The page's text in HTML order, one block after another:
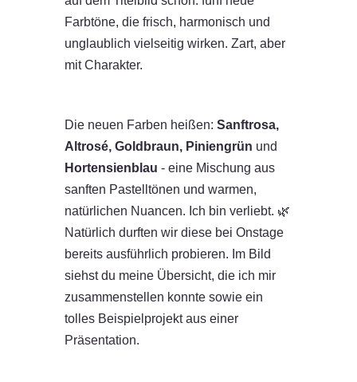
Farbtöne, die frisch, harmonisch und
unglaublich vielseitig wirken. Zart, aber
mit Charakter.
Die neuen Farben heißen: Sanftrosa,
Altrosé, Goldbraun, Piniengrün und
Hortensienblau - eine Mischung aus
sanften Pastelltönen und warmen,
natürlichen Nuancen. Ich bin verliebt. 🌿
Natürlich durften wir diese bei Onstage
bereits ausführlich probieren. Im Bild
siehst du meine Übersicht, die ich mir
zusammenstellen konnte sowie ein
tolles Beispielprojekt aus einer
Präsentation.